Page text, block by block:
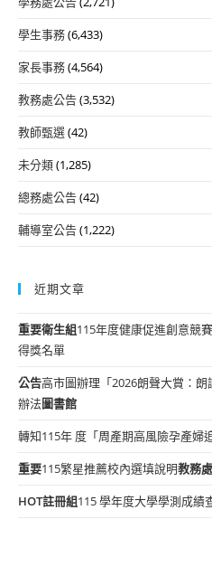
學生事務(6,433)
家長事務(4,564)
教務處公告(3,532)
教師甄選(42)
未分類(1,285)
總務處公告(42)
輔導室公告(1,222)
近期文章
重要衛生組115年度健康促進創意競
得獎名單
公告高市圖辦理「2026朗聲大賞：
辦法圖書館
轉知115年 度「周產期高風險孕產婦
重要115繁星推薦校內選填說明教務處
HOT註冊組115 學年度大學學測成績